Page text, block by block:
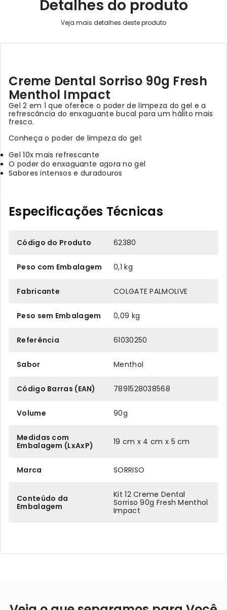
Detalhes do produto
Creme Dental Sorriso 90g Fresh
Menthol Impact
Gel 2 em 1 que oferece o poder de limpeza do gel e a
refrescância do enxaguante bucal para um hálito mais
fresco.
Conheça o poder de limpeza do gel:
Gel 10x mais refrescante
O poder do enxaguante agora no gel
Sabores intensos e duradouros
Especificações Técnicas
Código do Produto 62380
Peso com Embalagem 0,1 kg
Fabricante COLGATE PALMOLIVE
Peso sem Embalagem 0,09 kg
Referência 61030250
Sabor Menthol
Código Barras (EAN) 7891528038568
Volume 90g
Medidas com
Embalagem (LxAxP)
19 cm x 4 cm x 5 cm
Marca SORRISO
Conteúdo da
Embalagem
Kit 12 Creme Dental
Sorriso 90g Fresh Menthol
Impact